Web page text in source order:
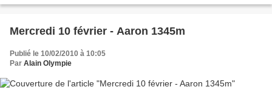
Mercredi 10 février - Aaron 1345m
Publié le 10/02/2010 à 10:05
Par Alain Olympie